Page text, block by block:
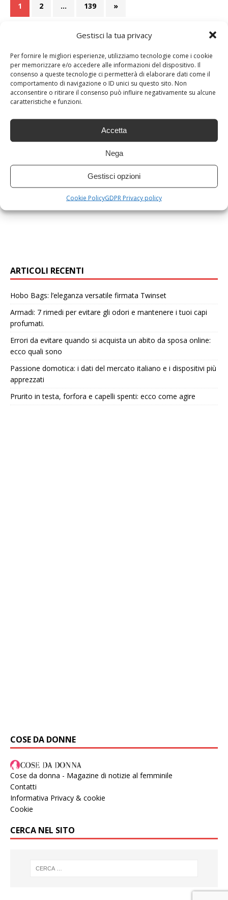
Gestisci la tua privacy
Per fornire le migliori esperienze, utilizziamo tecnologie come i cookie
per memorizzare e/o accedere alle informazioni del dispositivo. Il
consenso a queste tecnologie ci permetterà di elaborare dati come il
comportamento di navigazione o ID unici su questo sito. Non
acconsentire o ritirare il consenso può influire negativamente su alcune
caratteristiche e funzioni.
Accetta
Nega
Gestisci opzioni
Cookie PolicyGDPR Privacy policy
1 2 … 139 »
ARTICOLI RECENTI
Hobo Bags: l’eleganza versatile firmata Twinset
Armadi: 7 rimedi per evitare gli odori e mantenere i tuoi capi
profumati.
Errori da evitare quando si acquista un abito da sposa online:
ecco quali sono
Passione domotica: i dati del mercato italiano e i dispositivi più
apprezzati
Prurito in testa, forfora e capelli spenti: ecco come agire
COSE DA DONNE
Cose da donna - Magazine di notizie al femminile
Contatti
Informativa Privacy & cookie
Cookie
CERCA NEL SITO